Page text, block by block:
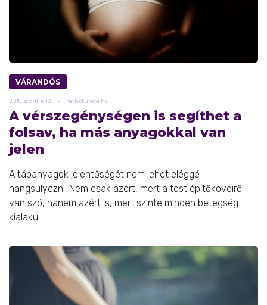
VÁRANDÓS
2019. április 18. ratkotunde.hu
A vérszegénységen is segíthet a
folsav, ha más anyagokkal van
jelen
A tápanyagok jelentőségét nem lehet eléggé
hangsúlyozni. Nem csak azért, mert a test építőköveiről
van szó, hanem azért is, mert szinte minden betegség
kialakul ...